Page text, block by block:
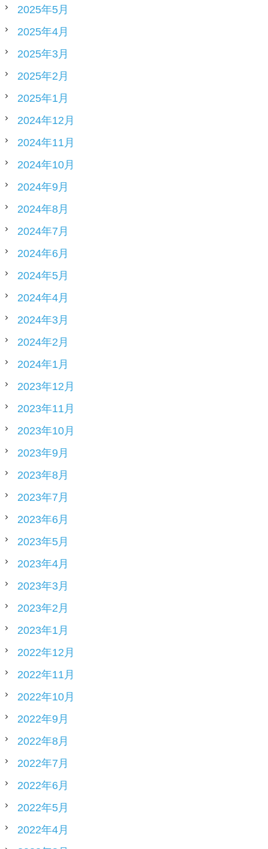
2025年5月
2025年4月
2025年3月
2025年2月
2025年1月
2024年12月
2024年11月
2024年10月
2024年9月
2024年8月
2024年7月
2024年6月
2024年5月
2024年4月
2024年3月
2024年2月
2024年1月
2023年12月
2023年11月
2023年10月
2023年9月
2023年8月
2023年7月
2023年6月
2023年5月
2023年4月
2023年3月
2023年2月
2023年1月
2022年12月
2022年11月
2022年10月
2022年9月
2022年8月
2022年7月
2022年6月
2022年5月
2022年4月